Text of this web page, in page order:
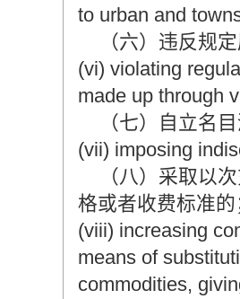
to urban and
（六）违反规定
(vi) violating
made up through
（七）自立名目
(vii) imposing
（八）采取以次
格或者收费标准
(viii) increasing
means of
commodities,